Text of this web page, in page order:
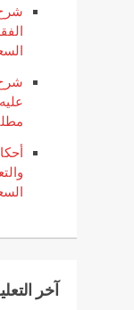
آخر